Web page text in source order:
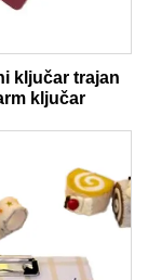
ključar trajan
ključar